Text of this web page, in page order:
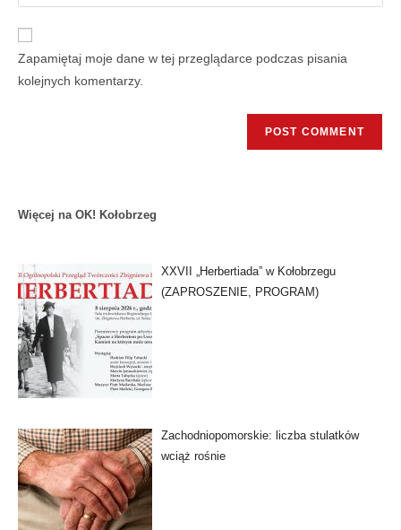
Zapamiętaj moje dane w tej przeglądarce podczas pisania
kolejnych komentarzy.
Więcej na OK! Kołobrzeg
XXVII „Herbertiada” w Kołobrzegu
(ZAPROSZENIE, PROGRAM)
Zachodniopomorskie: liczba stulatków
wciąż rośnie